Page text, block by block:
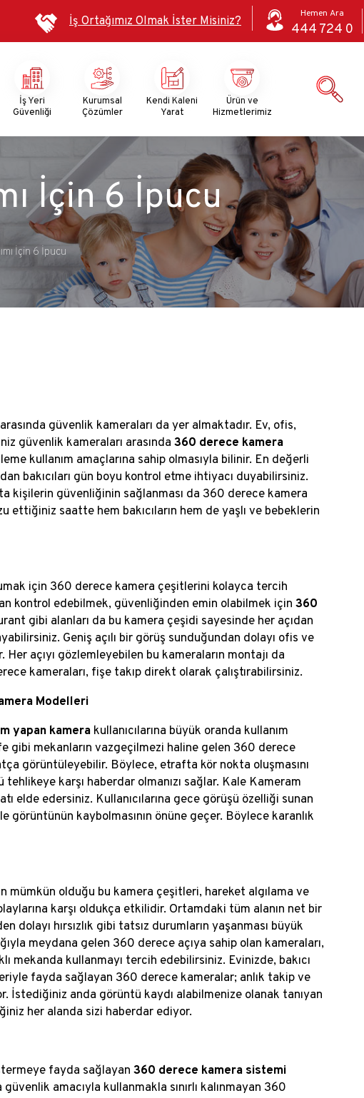
İş Ortağımız Olmak İster Misiniz?
Hemen Ara
444 724 0
İş Yeri
Güvenliği
Kurumsal
Çözümler
Kendi Kaleni
Yarat
Ürün ve
Hizmetlerimiz
İçin 6 İpucu
İçin 6 İpucu
güvenlik kameraları da yer almaktadır. Ev, ofis,
güvenlik kameraları arasında 360 derece kamera
kullanım amaçlarına sahip olmasıyla bilinir. En değerli
bakıcıları gün boyu kontrol etme ihtiyacı duyabilirsiniz.
kişilerin güvenliğinin sağlanması da 360 derece kamera
saatte hem bakıcıların hem de yaşlı ve bebeklerin
için 360 derece kamera çeşitlerini kolayca tercih
kontrol edebilmek, güvenliğinden emin olabilmek için 360
gibi alanları da bu kamera çeşidi sayesinde her açıdan
Geniş açılı bir görüş sunduğundan dolayı ofis ve
açıyı gözlemleyebilen bu kameraların montajı da
kameraları, fişe takıp direkt olarak çalıştırabilirsiniz.
Modelleri
yapan kamera kullanıcılarına büyük oranda kullanım
gibi mekanların vazgeçilmezi haline gelen 360 derece
görüntüleyebilir. Böylece, etrafta kör nokta oluşmasını
karşı haberdar olmanızı sağlar. Kale Kameram
elde edersiniz. Kullanıcılarına gece görüşü özelliği sunan
görüntünün kaybolmasının önüne geçer. Böylece karanlık
mümkün olduğu bu kamera çeşitleri, hareket algılama ve
karşı oldukça etkilidir. Ortamdaki tüm alanın net bir
dolayı hırsızlık gibi tatsız durumların yaşanması büyük
meydana gelen 360 derece açıya sahip olan kameraları,
mekanda kullanmayı tercih edebilirsiniz. Evinizde, bakıcı
fayda sağlayan 360 derece kameralar; anlık takip ve
İstediğiniz anda görüntü kaydı alabilmenize olanak tanıyan
her alanda sizi haberdar ediyor.
fayda sağlayan 360 derece kamera sistemi
amacıyla kullanmakla sınırlı kalınmayan 360